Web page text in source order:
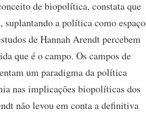
de biopolítica, constata que
suplantando a política como espaço
de Hannah Arendt percebem
que é o campo. Os campos de
um paradigma da política
nas implicações biopolíticas dos
não levou em conta a definitiva